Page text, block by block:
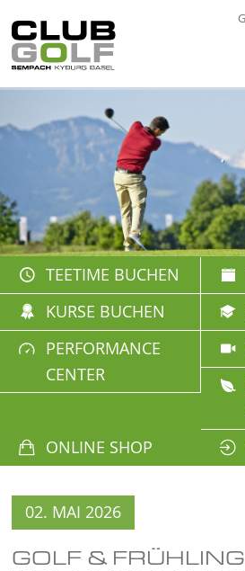
TEETIME BUCHEN
KURSE BUCHEN
PERFORMANCE
CENTER
ONLINE SHOP
02. MAI 2026
GOLF &